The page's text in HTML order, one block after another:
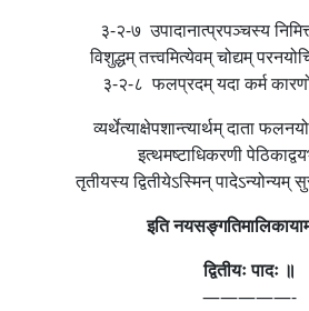
३-२-७ उपादानात्प्रपञ्चस्य
विशुद्धम् तत्त्वमित्येवम् चोद्यम्
३-२-८ फलप्रदम् यदा कर्म
व्यर्थेत्याक्षेपशान्त्यार्थम् दाता
इत्थमष्टाधिकरणी
तृतीयस्य द्वितीयेऽस्मिन्
इति
द्वितीयः पादः ॥
—————-